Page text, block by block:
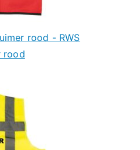
rood - RWS
rood